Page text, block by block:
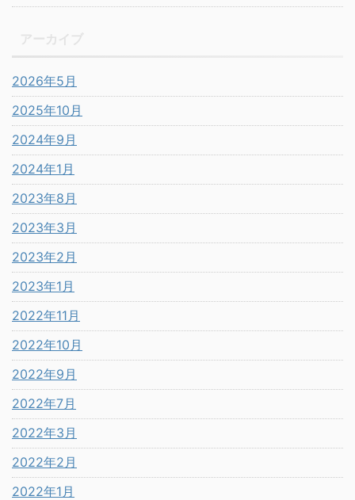
2026年5月
2025年10月
2024年9月
2024年1月
2023年8月
2023年3月
2023年2月
2023年1月
2022年11月
2022年10月
2022年9月
2022年7月
2022年3月
2022年2月
2022年1月